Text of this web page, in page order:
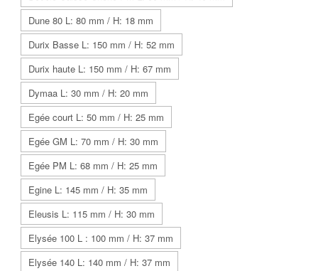
Dune 80 L: 80 mm / H: 18 mm
Durix Basse L: 150 mm / H: 52 mm
Durix haute L: 150 mm / H: 67 mm
Dymaa L: 30 mm / H: 20 mm
Egée court L: 50 mm / H: 25 mm
Egée GM L: 70 mm / H: 30 mm
Egée PM L: 68 mm / H: 25 mm
Egine L: 145 mm / H: 35 mm
Eleusis L: 115 mm / H: 30 mm
Elysée 100 L : 100 mm / H: 37 mm
Elysée 140 L: 140 mm / H: 37 mm